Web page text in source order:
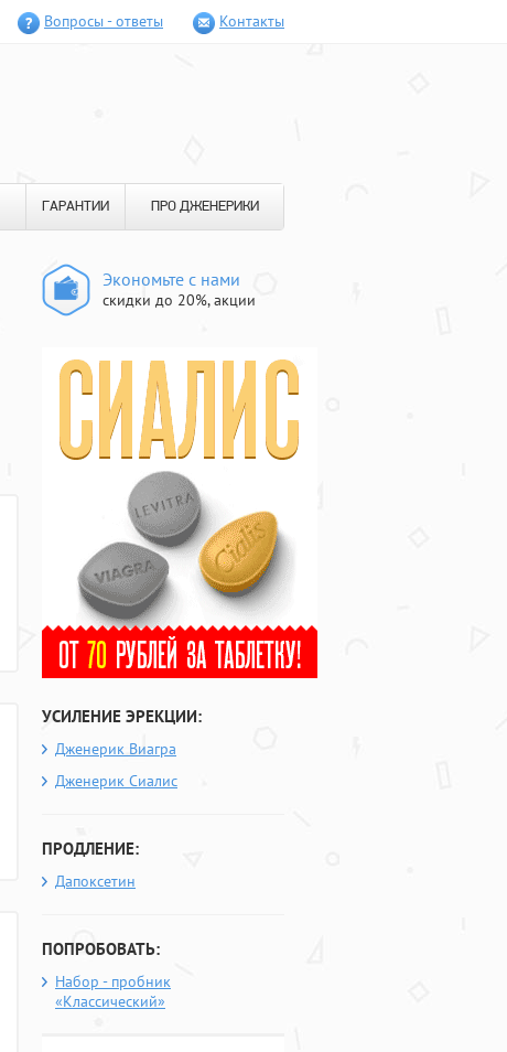
Вопросы - ответы Контакты
ГАРАНТИИ ПРО ДЖЕНЕРИКИ
Экономьте с нами
скидки до 20%, акции
УСИЛЕНИЕ ЭРЕКЦИИ:
Дженерик Виагра
Дженерик Сиалис
ПРОДЛЕНИЕ:
Дапоксетин
ПОПРОБОВАТЬ:
Набор - пробник
«Классический»